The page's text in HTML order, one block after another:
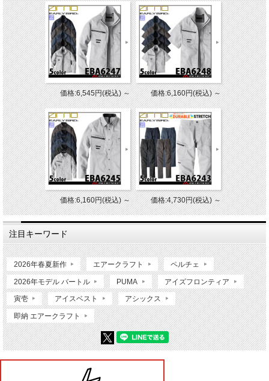
価格:6,545円(税込)～ 価格:6,160円(税込)～
価格:6,160円(税込)～ 価格:4,730円(税込)～
注目キーワード
2026年春夏新作 エアークラフト ペルチェ
2026年モデル バートル PUMA アイズフロンティア
寅壱 アイスベスト アシックス
即納 エアークラフト